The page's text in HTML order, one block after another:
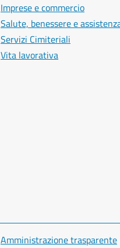
Imprese e commercio
Salute, benessere e
Servizi Cimiteriali
Vita lavorativa
Amministrazione trasparente